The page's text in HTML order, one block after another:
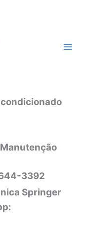
3392
Springer